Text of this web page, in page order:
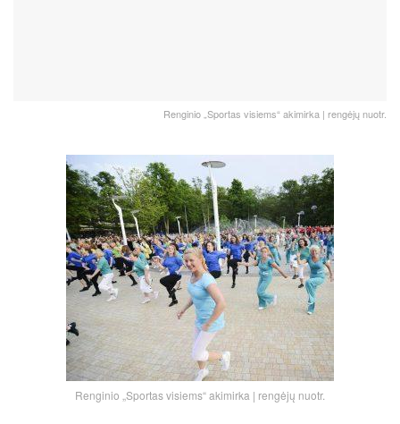
Renginio „Sportas visiems“ akimirka | rengėjų nuotr.
Renginio „Sportas visiems“ akimirka | rengėjų nuotr.